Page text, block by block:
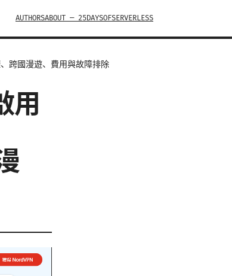
AUTHORSABOUT — 25DAYSOFSERVERLESS
跨國漫遊、費用與故障排除
用